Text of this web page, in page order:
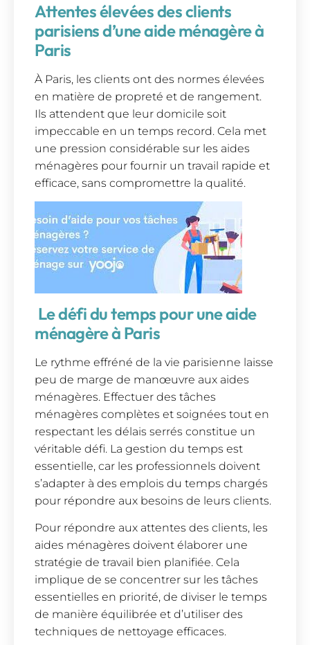
Attentes élevées des clients
parisiens d’une aide ménagère à
Paris
À Paris, les clients ont des normes élevées
en matière de propreté et de rangement.
Ils attendent que leur domicile soit
impeccable en un temps record. Cela met
une pression considérable sur les aides
ménagères pour fournir un travail rapide et
efficace, sans compromettre la qualité.
Le défi du temps pour une aide
ménagère à Paris
Le rythme effréné de la vie parisienne laisse
peu de marge de manœuvre aux aides
ménagères. Effectuer des tâches
ménagères complètes et soignées tout en
respectant les délais serrés constitue un
véritable défi. La gestion du temps est
essentielle, car les professionnels doivent
s’adapter à des emplois du temps chargés
pour répondre aux besoins de leurs clients.
Pour répondre aux attentes des clients, les
aides ménagères doivent élaborer une
stratégie de travail bien planifiée. Cela
implique de se concentrer sur les tâches
essentielles en priorité, de diviser le temps
de manière équilibrée et d’utiliser des
techniques de nettoyage efficaces.